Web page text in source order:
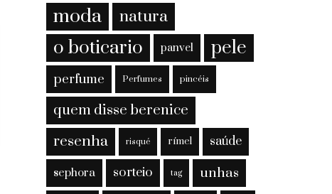
moda natura
o boticario panvel pele
perfume Perfumes pincéis
quem disse berenice
resenha risqué rímel saúde
sephora sorteio tag unhas